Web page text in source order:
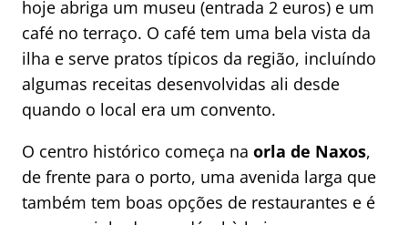
hoje abriga um museu (entrada 2 euros) e um
café no terraço. O café tem uma bela vista da
ilha e serve pratos típicos da região, incluíndo
algumas receitas desenvolvidas ali desde
quando o local era um convento.
O centro histórico começa na orla de Naxos,
de frente para o porto, uma avenida larga que
também tem boas opções de restaurantes e é